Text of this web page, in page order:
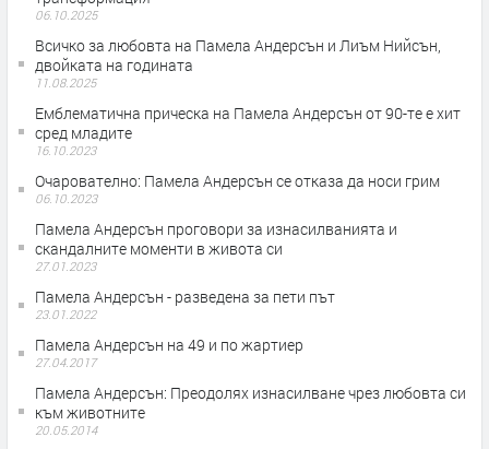
06.10.2025
Всичко за любовта на Памела Андерсън и Лиъм Нийсън,
двойката на годината
11.08.2025
Емблематична прическа на Памела Андерсън от 90-те е хит
сред младите
16.10.2023
Очарователно: Памела Андерсън се отказа да носи грим
06.10.2023
Памела Андерсън проговори за изнасилванията и
скандалните моменти в живота си
27.01.2023
Памела Андерсън - разведена за пети път
23.01.2022
Памела Андерсън на 49 и по жартиер
27.04.2017
Памела Андерсън: Преодолях изнасилване чрез любовта си
към животните
20.05.2014